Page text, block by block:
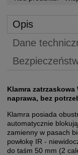
Opis
Dane
Klamra
naprawa, bez
Klamra posiada
automatycznie
zamienny w pasach
powłokę IR -
do taśm 50 mm (2